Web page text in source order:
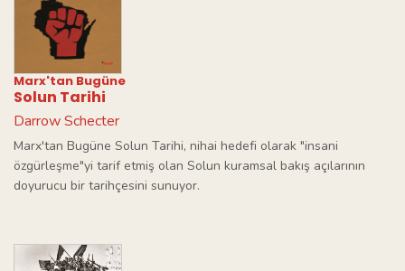
Marx'tan Bugüne
Solun Tarihi
Darrow Schecter
Marx'tan Bugüne Solun Tarihi, nihai hedefi olarak "insani
özgürleşme"yi tarif etmiş olan Solun kuramsal bakış açılarının
doyurucu bir tarihçesini sunuyor.